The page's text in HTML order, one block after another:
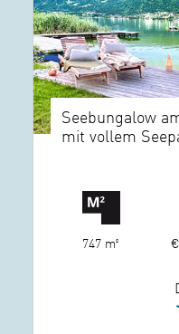
Seebungalow
mit vollem
747 m²